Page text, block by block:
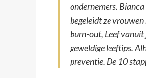
ondernemers.
begeleidt ze
burn-out, Leef vanuit
geweldige leeftips.
preventie. De 10